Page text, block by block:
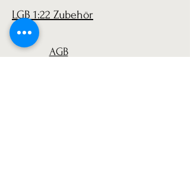
LGB 1:22 Zubehör
AGB